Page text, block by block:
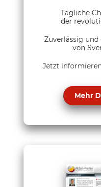
Tägliche
der
Zuverlässig
von
Jetzt
Mehr